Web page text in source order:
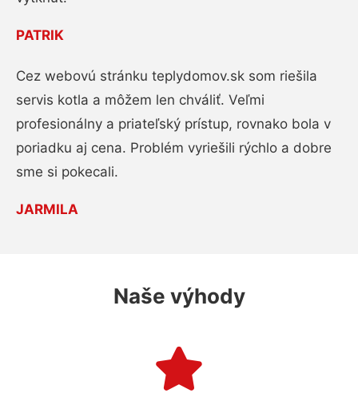
PATRIK
Cez webovú stránku teplydomov.sk som riešila
servis kotla a môžem len chváliť. Veľmi
profesionálny a priateľský prístup, rovnako bola v
poriadku aj cena. Problém vyriešili rýchlo a dobre
sme si pokecali.
JARMILA
Naše výhody